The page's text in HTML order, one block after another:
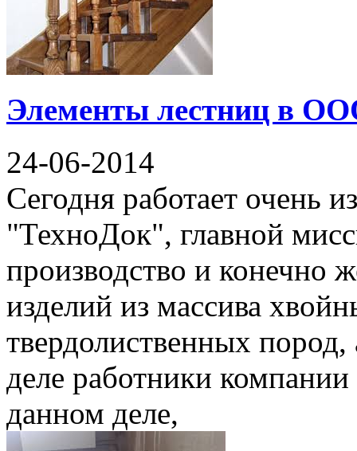
Элементы лестниц в
24-06-2014
Сегодня работает очень
"ТехноДок", главной
производство и конечно
изделий из массива
твердолиственных
деле работники
данном деле,